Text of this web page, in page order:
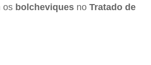
os bolcheviques no Tratado de